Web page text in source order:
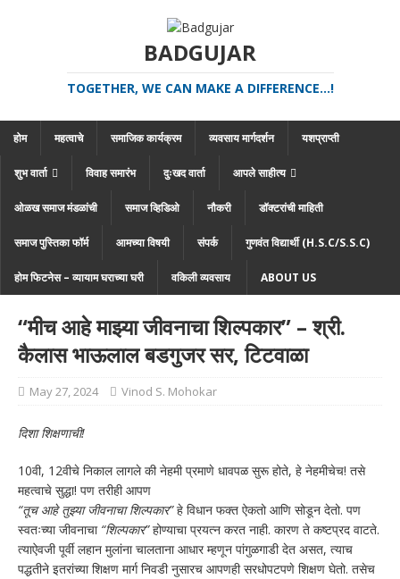
BADGUJAR
TOGETHER, WE CAN MAKE A DIFFERENCE...!
होम महत्वाचे समाजिक कार्यक्रम व्यवसाय मार्गदर्शन यशप्राप्ती
शुभ वार्ता विवाह समारंभ दुःखद वार्ता आपले साहीत्य
ओळख समाज मंडळांची समाज व्हिडिओ नौकरी डॉक्टरांची माहिती
समाज पुस्तिका फॉर्म आमच्या विषयी संपर्क गुणवंत विद्यार्थी (H.S.C/S.S.C)
होम फिटनेस – व्यायाम घराच्या घरी वकिली व्यवसाय ABOUT US
“मीच आहे माझ्या जीवनाचा शिल्पकार” – श्री.
कैलास भाऊलाल बडगुजर सर, टिटवाळा
May 27, 2024 Vinod S. Mohokar
दिशा शिक्षणाची!
10वी, 12वीचे निकाल लागले की नेहमी प्रमाणे धावपळ सुरू होते, हे नेहमीचेच! तसे
महत्वाचे सुद्धा! पण तरीही आपण
“तूच आहे तुझ्या जीवनाचा शिल्पकार”हे विधान फक्त ऐकतो आणि सोडून देतो. पण
स्वतःच्या जीवनाचा “शिल्पकार”होण्याचा प्रयत्न करत नाही. कारण ते कष्टप्रद वाटते.
त्याऐवजी पूर्वी लहान मुलांना चालताना आधार म्हणून पांगुळगाडी देत असत, त्याच
पद्धतीने इतरांच्या शिक्षण मार्ग निवडी नुसारच आपणही सरधोपटपणे शिक्षण घेतो. तसेच